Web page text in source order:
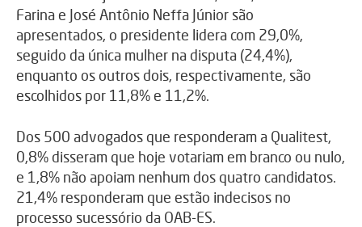
Farina e José Antônio Neffa Júnior são
apresentados, o presidente lidera com 29,0%,
seguido da única mulher na disputa (24,4%),
enquanto os outros dois, respectivamente, são
escolhidos por 11,8% e 11,2%.
Dos 500 advogados que responderam a Qualitest,
0,8% disseram que hoje votariam em branco ou nulo,
e 1,8% não apoiam nenhum dos quatro candidatos.
21,4% responderam que estão indecisos no
processo sucessório da OAB-ES.